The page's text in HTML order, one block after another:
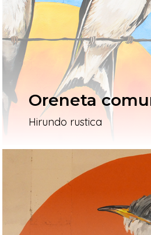
Oreneta
Hirundo rustica